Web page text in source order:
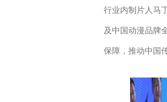
行业内制片人马
及中国动漫品牌
保障，推动中国